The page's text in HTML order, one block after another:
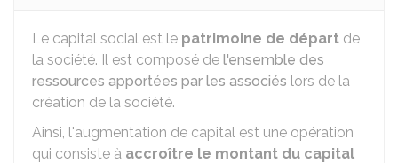
Le capital social est le patrimoine de départ de
la société. Il est composé de l'ensemble des
ressources apportées par les associés lors de la
création de la société.
Ainsi, l'augmentation de capital est une opération
qui consiste à accroître le montant du capital